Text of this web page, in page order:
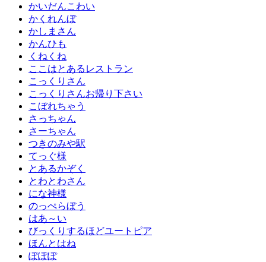
かいだんこわい
かくれんぼ
かしまさん
かんひも
くねくね
ここはとあるレストラン
こっくりさん
こっくりさんお帰り下さい
こぼれちゃう
さっちゃん
さーちゃん
つきのみや駅
てっぐ様
とあるかぞく
とわとわさん
にな神様
のっぺらぼう
はあ～い
びっくりするほどユートピア
ほんとはね
ぽぽぽ